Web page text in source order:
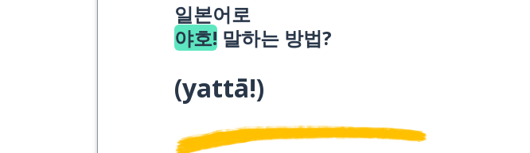
일본어로
야호! 말하는 방법?
(yattā!)